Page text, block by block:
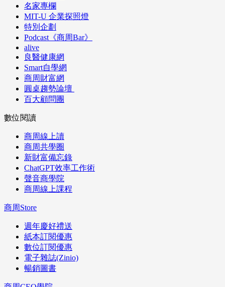
名家專欄
MIT-U 企業探照燈
特別企劃
Podcast《商周Bar》
alive
良醫健康網
Smart自學網
商周財富網
圓桌趨勢論壇
百大顧問團
數位閱讀
商周線上讀
商周共學圈
新財富備忘錄
ChatGPT效率工作術
聲音商學院
商周線上課程
商周Store
週年慶好禮送
紙本訂閱優惠
數位訂閱優惠
電子雜誌(Zinio)
暢銷圖書